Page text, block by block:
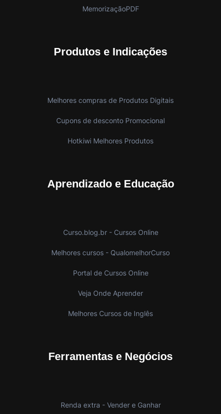
MemorizaçãoPDF
Produtos e Indicações
Melhores compras de Produtos Digitais
Cupons de desconto Promocional
Hotkiwi Melhores Produtos
Aprendizado e Educação
Curso.blog.br - Cursos Online
Melhores cursos - QualomelhorCurso
Portal de Cursos Online
Veja Onde Aprender
Melhores Cursos de Inglês
Ferramentas e Negócios
Renda extra - Vender e Ganhar